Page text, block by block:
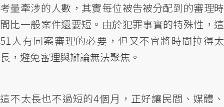
考量牽涉的人數，其實每位被告被分配到的審理時
間比一般案件還要短。由於犯罪事實的特殊性，這
51人有同案審理的必要，但又不宜將時間拉得太
長，避免審理與辯論無法聚焦。
這不太長也不過短的4個月，正好讓民間、媒體、